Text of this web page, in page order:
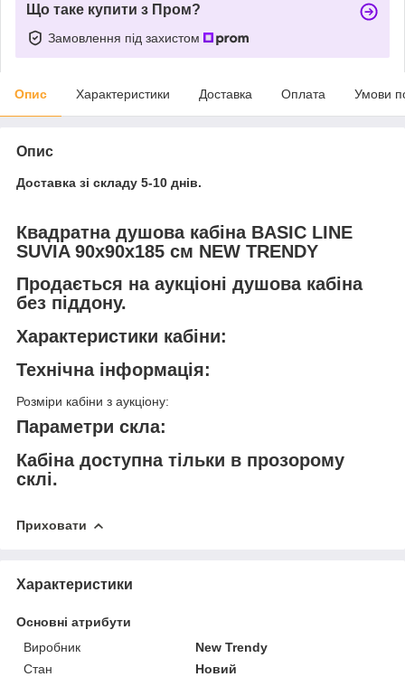
Що таке купити з Пром?
Замовлення під захистом
Опис Характеристики Доставка Оплата Умови
Опис
Доставка зі складу 5-10 днів.
Квадратна душова кабіна BASIC LINE
SUVIA 90x90x185 см NEW TRENDY
Продається на аукціоні душова кабіна
без піддону.
Характеристики кабіни:
Технічна інформація:
Розміри кабіни з аукціону:
Параметри скла:
Кабіна доступна тільки в прозорому
склі.
Приховати
Характеристики
Основні атрибути
Виробник
New Trendy
Стан
Новий